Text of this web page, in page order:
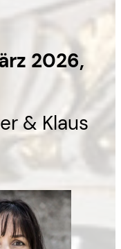
2026,
& Klaus